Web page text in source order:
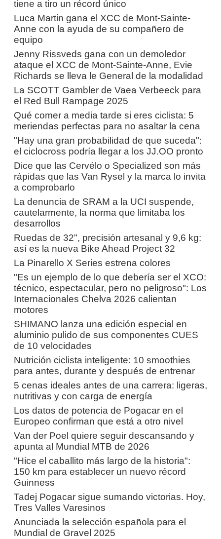
tiene a tiro un récord único
Luca Martin gana el XCC de Mont-Sainte-
Anne con la ayuda de su compañero de
equipo
Jenny Rissveds gana con un demoledor
ataque el XCC de Mont-Sainte-Anne, Evie
Richards se lleva le General de la modalidad
La SCOTT Gambler de Vaea Verbeeck para
el Red Bull Rampage 2025
Qué comer a media tarde si eres ciclista: 5
meriendas perfectas para no asaltar la cena
"Hay una gran probabilidad de que suceda":
el ciclocross podría llegar a los JJ.OO pronto
Dice que las Cervélo o Specialized son más
rápidas que las Van Rysel y la marca lo invita
a comprobarlo
La denuncia de SRAM a la UCI suspende,
cautelarmente, la norma que limitaba los
desarrollos
Ruedas de 32", precisión artesanal y 9,6 kg:
así es la nueva Bike Ahead Project 32
La Pinarello X Series estrena colores
"Es un ejemplo de lo que debería ser el XCO:
técnico, espectacular, pero no peligroso": Los
Internacionales Chelva 2026 calientan
motores
SHIMANO lanza una edición especial en
aluminio pulido de sus componentes CUES
de 10 velocidades
Nutrición ciclista inteligente: 10 smoothies
para antes, durante y después de entrenar
5 cenas ideales antes de una carrera: ligeras,
nutritivas y con carga de energía
Los datos de potencia de Pogacar en el
Europeo confirman que está a otro nivel
Van der Poel quiere seguir descansando y
apunta al Mundial MTB de 2026
"Hice el caballito más largo de la historia":
150 km para establecer un nuevo récord
Guinness
Tadej Pogacar sigue sumando victorias. Hoy,
Tres Valles Varesinos
Anunciada la selección española para el
Mundial de Gravel 2025